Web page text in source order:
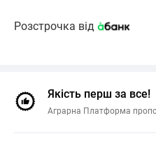
Розстрочка від
Якість перш за все!
Аграрна Платформа